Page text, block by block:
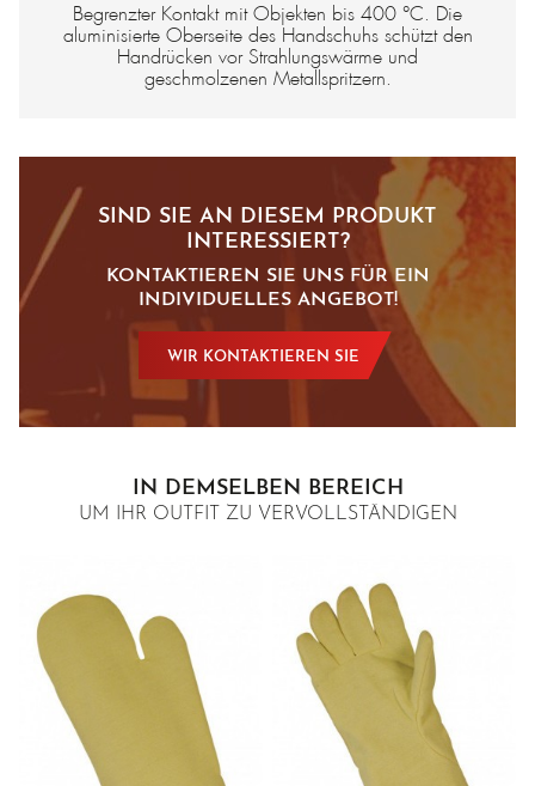
Begrenzter Kontakt mit Objekten bis 400 °C. Die
aluminisierte Oberseite des Handschuhs schützt den
Handrücken vor Strahlungswärme und
geschmolzenen Metallspritzern.
SIND SIE AN DIESEM PRODUKT
INTERESSIERT?
KONTAKTIEREN SIE UNS FÜR EIN
INDIVIDUELLES ANGEBOT!
WIR KONTAKTIEREN SIE
IN DEMSELBEN BEREICH
UM IHR OUTFIT ZU VERVOLLSTÄNDIGEN